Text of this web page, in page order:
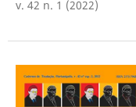
v. 42 n. 1 (2022)